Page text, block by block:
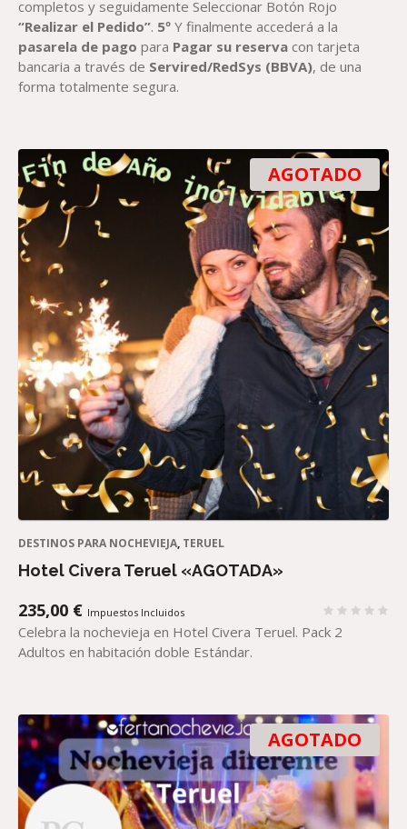
completos y seguidamente Seleccionar Botón Rojo
“Realizar el Pedido”. 5º Y finalmente accederá a la
pasarela de pago para Pagar su reserva con tarjeta
bancaria a través de Servired/RedSys (BBVA), de una
forma totalmente segura.
AGOTADO
DESTINOS PARA NOCHEVIEJA, TERUEL
Hotel Civera Teruel «AGOTADA»
235,00 € Impuestos Incluidos
Celebra la nochevieja en Hotel Civera Teruel. Pack 2
Adultos en habitación doble Estándar.
AGOTADO